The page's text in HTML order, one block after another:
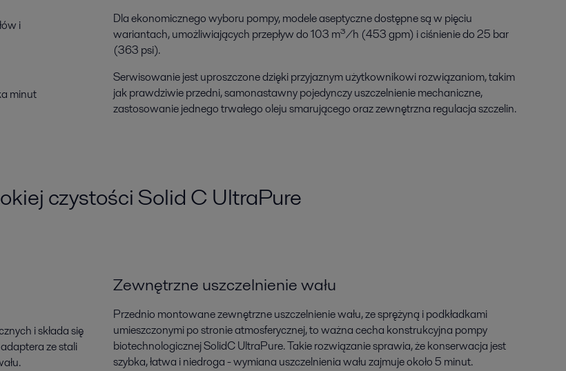
i
minut
Dla ekonomicznego wyboru pompy, modele aseptyczne dostępne są w pięciu
wariantach, umożliwiających przepływ do 103 m³/h (453 gpm) i ciśnienie do 25 bar
(363 psi).
Serwisowanie jest uproszczone dzięki przyjaznym użytkownikowi rozwiązaniom, takim
jak prawdziwie przedni, samonastawny pojedynczy uszczelnienie mechaniczne,
zastosowanie jednego trwałego oleju smarującego oraz zewnętrzna regulacja szczelin.
czystości Solid C UltraPure
i składa się
ze stali
Zewnętrzne uszczelnienie wału
Przednio montowane zewnętrzne uszczelnienie wału, ze sprężyną i podkładkami
umieszczonymi po stronie atmosferycznej, to ważna cecha konstrukcyjna pompy
biotechnologicznej SolidC UltraPure. Takie rozwiązanie sprawia, że konserwacja jest
szybka, łatwa i niedroga - wymiana uszczelnienia wału zajmuje około 5 minut.